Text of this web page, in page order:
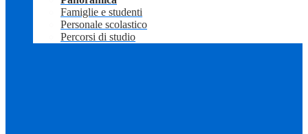
Famiglie e studenti
Personale scolastico
Percorsi di studio